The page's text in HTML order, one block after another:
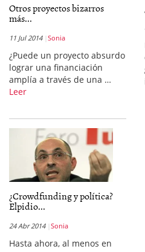
Otros proyectos bizarros
más...
11 Jul 2014 Sonia
¿Puede un proyecto absurdo
lograr una financiación
amplía a través de una …
Leer
¿Crowdfunding y política?
Elpidio...
24 Abr 2014 Sonia
Hasta ahora, al menos en